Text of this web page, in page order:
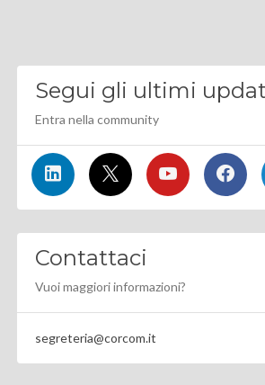
Segui gli ultimi
Entra nella community
Contattaci
Vuoi maggiori informazioni?
segreteria@corcom.it